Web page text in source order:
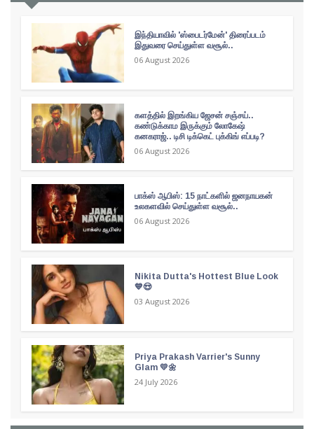
இந்தியாவில் 'ஸ்பைடர்மேன்' திரைப்படம்
இதுவரை செய்துள்ள வசூல்..
06 August 2026
களத்தில் இறங்கிய ஜேசன் சஞ்சய்..
கண்டுக்காம இருக்கும் லோகேஷ்
கனகராஜ்.. டிசி டிக்கெட் புக்கிங் எப்படி?
06 August 2026
பாக்ஸ் ஆபிஸ்: 15 நாட்களில் ஜனநாயகன்
உலகளவில் செய்துள்ள வசூல்..
06 August 2026
Nikita Dutta's Hottest Blue Look
💙😍
03 August 2026
Priya Prakash Varrier's Sunny
Glam 💛🌼
24 July 2026